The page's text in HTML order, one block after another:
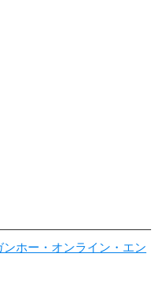
ホー・オンライン・エン